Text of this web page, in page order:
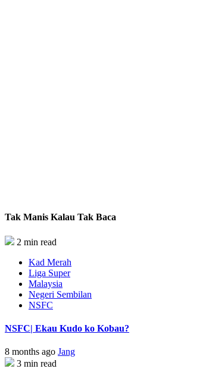
Tak Manis Kalau Tak Baca
2 min read
Kad Merah
Liga Super
Malaysia
Negeri Sembilan
NSFC
NSFC| Ekau Kudo ko Kobau?
8 months ago Jang
3 min read